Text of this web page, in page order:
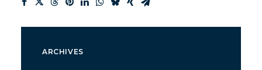
ARCHIVES